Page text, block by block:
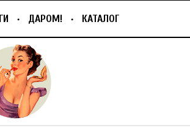
ДАРОМ! КАТАЛОГ